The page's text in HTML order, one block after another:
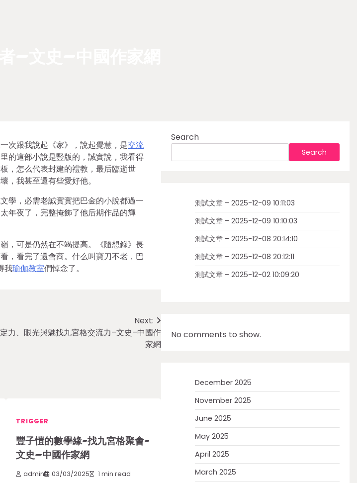
次跟我說起《家》，說起覺慧，是交流
的這部小說是豎版的，誠實說，我看得
，怎么代表封建的禮教，最后臨逝世
，我甚至還有些愛好他。
學，必需老誠實實把巴金的小說都過一
太年夜了，完整掩飾了他后期作品的輝
，可是仍然在不竭提高。《隨想錄》長
，看完了還會商。什么叫寶刀不老，巴
我瑜伽教室們悼念了。
Next:
力、眼光與魅找九宮格交流力–文史–中國作
家網
TRIGGER
豐子愷的數學緣-找九宮格聚會-
文史–中國作家網
admin 03/03/2025 1 min read
Search
Search
測試文章 – 2025-12-09 10:11:03
測試文章 – 2025-12-09 10:10:03
測試文章 – 2025-12-08 20:14:10
測試文章 – 2025-12-08 20:12:11
測試文章 – 2025-12-02 10:09:20
No comments to show.
December 2025
November 2025
June 2025
May 2025
April 2025
March 2025